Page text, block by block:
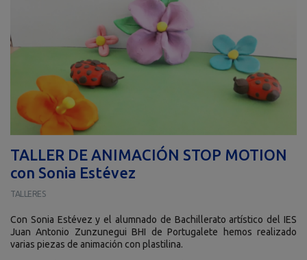
TALLER DE ANIMACIÓN STOP MOTION
con Sonia Estévez
TALLERES
Con Sonia Estévez y el alumnado de Bachillerato artístico del IES
Juan Antonio Zunzunegui BHI de Portugalete hemos realizado
varias piezas de animación con plastilina.